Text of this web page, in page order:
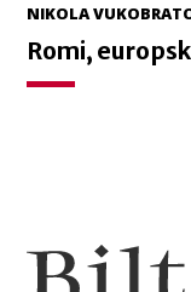
NIKOLA
Romi,